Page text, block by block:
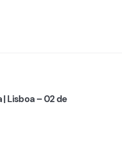
Lisboa – 02 de